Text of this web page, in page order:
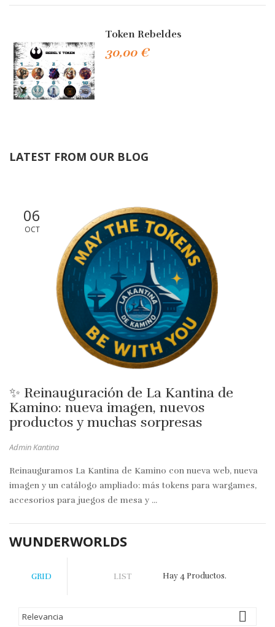
Token Rebeldes
30,00 €
LATEST FROM OUR BLOG
06
OCT
✨ Reinauguración de La Kantina de
Kamino: nueva imagen, nuevos
productos y muchas sorpresas
Admin Kantina
Reinauguramos La Kantina de Kamino con nueva web, nueva
imagen y un catálogo ampliado: más tokens para wargames,
accesorios para juegos de mesa y ...
WUNDERWORLDS
GRID LIST Hay 4 Productos.
Relevancia 